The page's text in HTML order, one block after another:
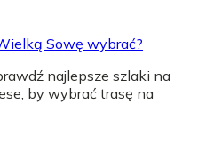
Sowę wybrać?
najlepsze szlaki na
by wybrać trasę na